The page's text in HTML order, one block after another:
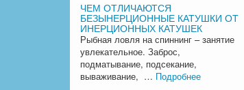
ЧЕМ ОТЛИЧАЮТСЯ
БЕЗЫНЕРЦИОННЫЕ КАТУШКИ ОТ
ИНЕРЦИОННЫХ КАТУШЕК
Рыбная ловля на спиннинг – занятие
увлекательное. Заброс,
подматывание, подсекание,
вываживание, … Подробнее